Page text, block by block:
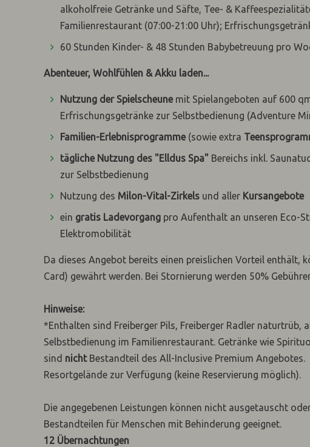
alkoholfreie Getränke und Säfte, Tee- &
Familienrestaurant (07:00-21:00 Uhr);
60 Stunden Kinder- & 48 Stunden Babybetreuung pro
Abenteuer, Wohlfühlen & Akku laden...
Nutzung der Spielscheunemit Spielangeboten auf 600
Erfrischungsgetränke zur Selbstbedienung (Adventure
Familien-Erlebnisprogramme(sowie extra
tägliche Nutzung des "Elldus Spa" Bereichs inkl.
zur Selbstbedienung
Nutzung des Milon-Vital-Zirkels und aller Kursangebote
ein gratis Ladevorgang pro Aufenthalt an unseren Eco-
Elektromobilität
Da dieses Angebot bereits einen preislichen Vorteil enthält,
Card) gewährt werden. Bei Stornierung werden 50%
Hinweise:
*Enthalten sind Freiberger Pils, Freiberger Radler
Selbstbedienung im Familienrestaurant. Getränke wie
sind nichtBestandteil des All-Inclusive Premium
Resortgelände zur Verfügung (keine Reservierung möglich).
Die angegebenen Leistungen können nicht ausgetauscht
Bestandteilen für Menschen mit Behinderung geeignet.
12 Übernachtungen